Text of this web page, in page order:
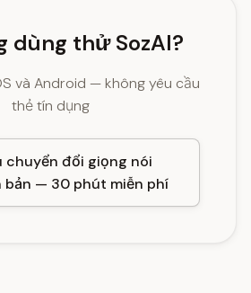
dùng thử SozAI?
và Android — không yêu cầu
thẻ tín dụng
chuyển đổi giọng nói
bản — 30 phút miễn phí